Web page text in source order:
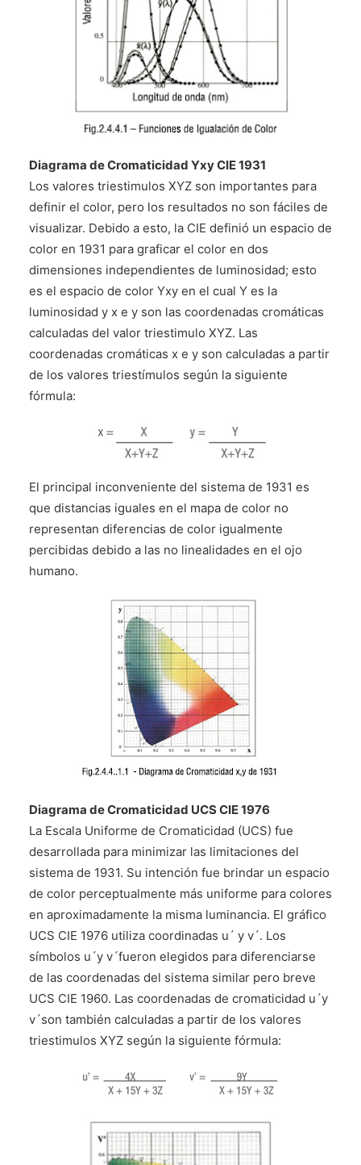
Diagrama de Cromaticidad Yxy CIE 1931
Los valores triestimulos XYZ son importantes para
definir el color, pero los resultados no son fáciles de
visualizar. Debido a esto, la CIE definió un espacio de
color en 1931 para graficar el color en dos
dimensiones independientes de luminosidad; esto
es el espacio de color Yxy en el cual Y es la
luminosidad y x e y son las coordenadas cromáticas
calculadas del valor triestimulo XYZ. Las
coordenadas cromáticas x e y son calculadas a partir
de los valores triestímulos según la siguiente
fórmula:
El principal inconveniente del sistema de 1931 es
que distancias iguales en el mapa de color no
representan diferencias de color igualmente
percibidas debido a las no linealidades en el ojo
humano.
Diagrama de Cromaticidad UCS CIE 1976
La Escala Uniforme de Cromaticidad (UCS) fue
desarrollada para minimizar las limitaciones del
sistema de 1931. Su intención fue brindar un espacio
de color perceptualmente más uniforme para colores
en aproximadamente la misma luminancia. El gráfico
UCS CIE 1976 utiliza coordinadas u´ y v´. Los
símbolos u´y v´fueron elegidos para diferenciarse
de las coordenadas del sistema similar pero breve
UCS CIE 1960. Las coordenadas de cromaticidad u´y
v´son también calculadas a partir de los valores
triestimulos XYZ según la siguiente fórmula: